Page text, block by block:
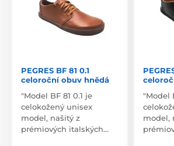
PEGRES BF 81 0.1
celoroční obuv hnědá
"Model BF 81 0.1 je
celokožený unisex
model, našitý z
prémiových italských…
"Model
model,